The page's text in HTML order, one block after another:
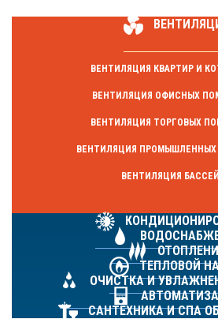
ВЕНТИЛЯЦИЯ КВАРТИР И
ВЕНТИЛЯЦИЯ ОФИСНЫХ
ВЕНТИЛЯЦИЯ ТОРГОВЫХ
ВЕНТИЛЯЦИЯ
ВЕНТИЛЯЦИЯ
ТЕПЛОВОЙ
ОЧИСТКА И
САНТЕХНИКА И СПА